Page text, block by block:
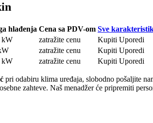
hlađenja Cena sa PDV-om Sve
kW zatražite cenu Kupiti Uporedi
zatražite cenu Kupiti Uporedi
kW zatražite cenu Kupiti Uporedi
pri odabiru klima uređaja, slobodno pošaljite
zahteve. Naš menadžer će pripremiti